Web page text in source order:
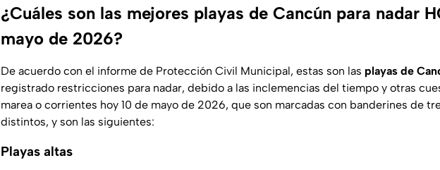
¿Cuáles son las mejores playas de Cancún para nadar
mayo de 2026?
De acuerdo con el informe de Protección Civil Municipal, estas son las playas de
registrado restricciones para nadar, debido a las inclemencias del tiempo y otras
marea o corrientes hoy 10 de mayo de 2026, que son marcadas con banderines de
distintos, y son las siguientes:
Playas altas